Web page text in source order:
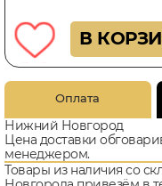
В
Оплата
Нижний Новгород
Цена доставки
менеджером.
Товары из наличия со